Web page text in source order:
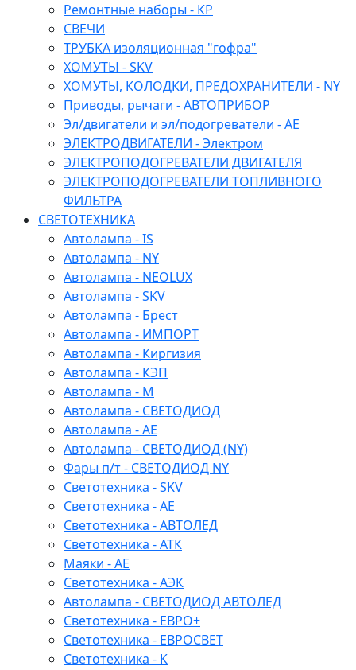
Ремонтные наборы - КР
СВЕЧИ
ТРУБКА изоляционная "гофра"
ХОМУТЫ - SKV
ХОМУТЫ, КОЛОДКИ, ПРЕДОХРАНИТЕЛИ - NY
Приводы, рычаги - АВТОПРИБОР
Эл/двигатели и эл/подогреватели - АЕ
ЭЛЕКТРОДВИГАТЕЛИ - Электром
ЭЛЕКТРОПОДОГРЕВАТЕЛИ ДВИГАТЕЛЯ
ЭЛЕКТРОПОДОГРЕВАТЕЛИ ТОПЛИВНОГО
ФИЛЬТРА
СВЕТОТЕХНИКА
Автолампа - IS
Автолампа - NY
Автолампа - NEOLUX
Автолампа - SKV
Автолампа - Брест
Автолампа - ИМПОРТ
Автолампа - Киргизия
Автолампа - КЭП
Автолампа - М
Автолампа - СВЕТОДИОД
Автолампа - АЕ
Автолампа - СВЕТОДИОД (NY)
Фары п/т - СВЕТОДИОД NY
Светотехника - SKV
Светотехника - АЕ
Светотехника - АВТОЛЕД
Светотехника - АТК
Маяки - АЕ
Светотехника - АЭК
Автолампа - СВЕТОДИОД АВТОЛЕД
Светотехника - ЕВРО+
Светотехника - ЕВРОСВЕТ
Светотехника - К